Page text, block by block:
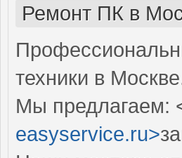
Ремонт ПК в
техники в
Мы предлагаем:
easyservice.ru>